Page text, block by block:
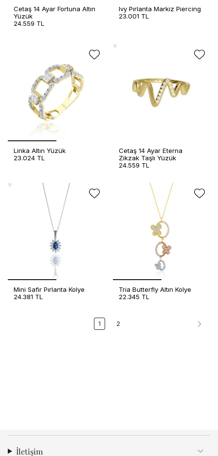
Cetaş 14 Ayar Fortuna Altın
Yüzük
24.559 TL
Ivy Pırlanta Markiz Piercing
23.001 TL
Linka Altın Yüzük
23.024 TL
Cetaş 14 Ayar Eterna
Zikzak Taşlı Yüzük
24.559 TL
Mini Safir Pırlanta Kolye
24.381 TL
Tria Butterfly Altın Kolye
22.345 TL
1 2
İletişim